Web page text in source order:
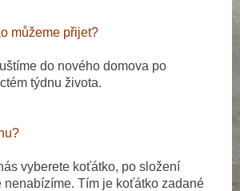
můžeme přijet?
do nového domova po
týdnu života.
vyberete koťátko, po složení
nenabízíme. Tím je koťátko zadané